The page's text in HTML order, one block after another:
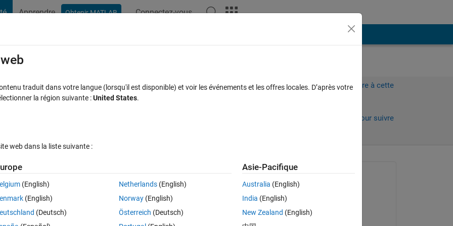
Apprendre Obtenir MATLAB Connectez-vous
team neither on edge nor chrome.
Connectez-vous pour répondre à cette
Connectez-vous pour suivre
Afficher commentaires plus anciens
Gökhan
le 8 Mai 2024
traduit dans votre langue (lorsqu'il est disponible) et voir les événements et les offres locales. D’après votre
la région suivante :United States.
web dans la liste suivante :
(English)
(English)
(Deutsch)
Netherlands(English)
Norway(English)
Österreich (Deutsch)
Asie-Pacifique
Australia (English)
India (English)
New Zealand (English)